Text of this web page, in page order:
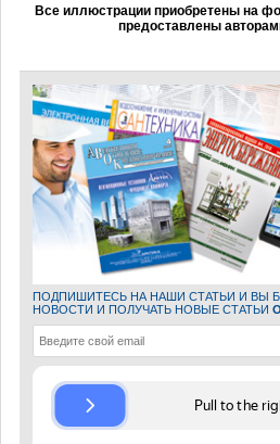
Все иллюстрации приобретены на
предоставлены
ПОДПИШИТЕСЬ НА НАШИ СТАТЬИ И ВЫ
НОВОСТИ И ПОЛУЧАТЬ НОВЫЕ СТАТЬИ